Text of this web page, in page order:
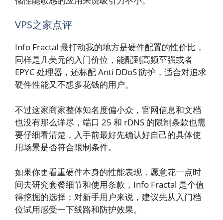
VPS之家点评
Info Fractal 最打动我的地方是硬件配置的性价比，
同样是几美元的入门价位，能配到高频至强或者
EPYC 处理器，还标配 Anti DDoS 防护，适合对追求
硬件性能又不想多花钱的用户。
不过这家商家整体知名度偏小众，官网信息和文档
也没有那么详尽，端口 25 和 rDNS 的限制条款也需
要仔细看清楚，入手前最好先确认好自己的具体使
用场景是否符合限制条件。
如果你更看重硬件本身的性能表现，愿意花一点时
间去研究套餐细节和使用条款，Info Fractal 是个值
得挖掘的选择；对新手用户来说，建议先从入门档
位试用感受一下线路和防护效果。